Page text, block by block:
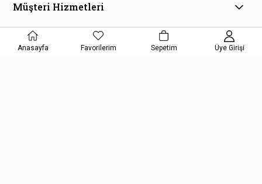
Müşteri Hizmetleri
E-Bülten Aboneliği
Kampanya ve fırsatlardan haberdar olmak için e-bültenimize
Anasayfa Favorilerim Sepetim Üye Girişi